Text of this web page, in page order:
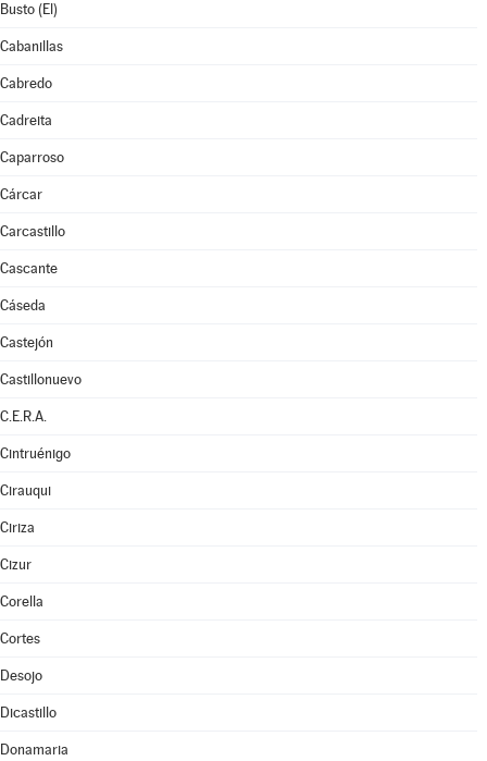
Busto (El)
Cabanillas
Cabredo
Cadreita
Caparroso
Cárcar
Carcastillo
Cascante
Cáseda
Castejón
Castillonuevo
C.E.R.A.
Cintruénigo
Cirauqui
Ciriza
Cizur
Corella
Cortes
Desojo
Dicastillo
Donamaria